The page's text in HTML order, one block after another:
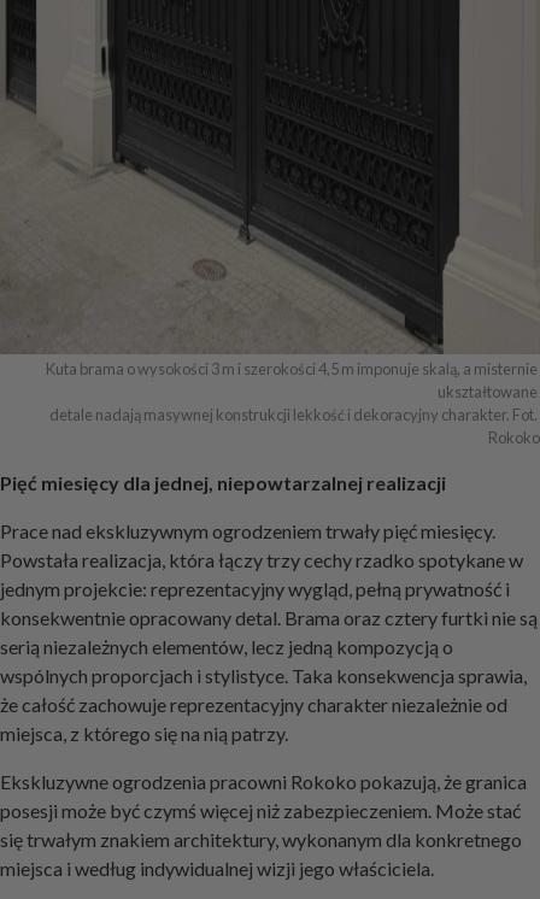
Kuta brama o wysokości 3 m i szerokości 4,5 m imponuje skalą, a misternie
ukształtowane
detale nadają masywnej konstrukcji lekkość i dekoracyjny charakter. Fot.
Rokoko
Pięć miesięcy dla jednej, niepowtarzalnej realizacji
Prace nad ekskluzywnym ogrodzeniem trwały pięć miesięcy.
Powstała realizacja, która łączy trzy cechy rzadko spotykane w
jednym projekcie: reprezentacyjny wygląd, pełną prywatność i
konsekwentnie opracowany detal. Brama oraz cztery furtki nie są
serią niezależnych elementów, lecz jedną kompozycją o
wspólnych proporcjach i stylistyce. Taka konsekwencja sprawia,
że całość zachowuje reprezentacyjny charakter niezależnie od
miejsca, z którego się na nią patrzy.
Ekskluzywne ogrodzenia pracowni Rokoko pokazują, że granica
posesji może być czymś więcej niż zabezpieczeniem. Może stać
się trwałym znakiem architektury, wykonanym dla konkretnego
miejsca i według indywidualnej wizji jego właściciela.